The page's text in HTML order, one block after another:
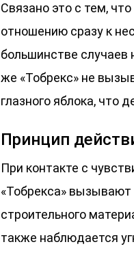
Связано это с тем,
отношению сразу к
большинстве
же «Тобрекс» не
глазного яблока, что
Принцип
При контакте с
«Тобрекса» вызывают
строительного
также наблюдается